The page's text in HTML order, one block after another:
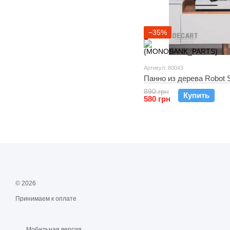
−35%
Артикул: 80043
Панно из дерева Robot
890 грн
580 грн Купить
© 2026
Принимаем к оплате